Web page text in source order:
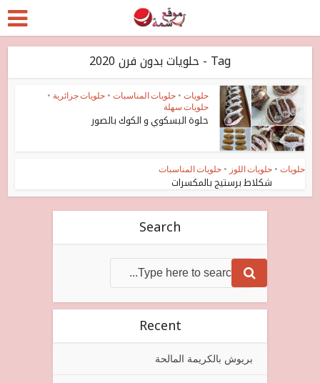
Tag - حلويات بدون فرن 2020
حلويات • حلويات المناسبات • حلويات جزائرية •
حلويات سهلة
حلوة البسكوي و الكوك بالصور
حلويات • حلويات اللوز • حلويات المناسبات
شكلاط برستيج بالمكسرات
Search
Recent
بريوش بالكريمة المالحة